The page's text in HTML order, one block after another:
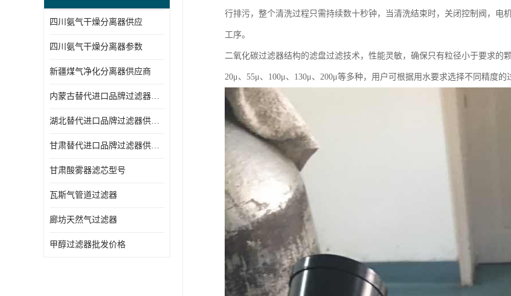
四川氨气干燥分离器供应
四川氨气干燥分离器参数
新疆煤气净化分离器供应商
内蒙古替代进口品牌过滤器厂家
湖北替代进口品牌过滤器供应商
甘肃替代进口品牌过滤器供应商
甘肃酸雾器滤芯型号
瓦斯气管道过滤器
廊坊天然气过滤器
甲醇过滤器批发价格
行排污，整个清洗过程只需持续数十秒钟，当清洗结束时，关闭控制阀，电
工序。
二氧化碳过滤器结构的滤盘过滤技术，性能灵敏，确保只有粒径小于要求的
20μ、55μ、100μ、130μ、200μ等多种，用户可根据用水要求选择不同精度的